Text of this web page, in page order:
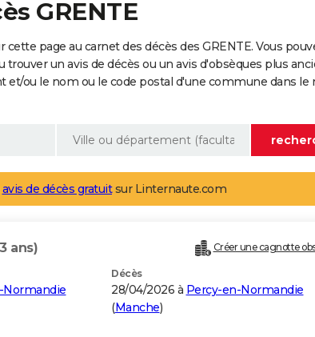
GRENTE
page au carnet des décès des GRENTE. Vous
un avis de décès ou un avis d'obsèques plus
et/ou le nom ou le code postal d'une commune dans le
avis de décès gratuitsur Linternaute.com
ans) Créer une cagnotte
Normandie
Décès
28/04/2026 à Percy-en-Normandie
(Manche)